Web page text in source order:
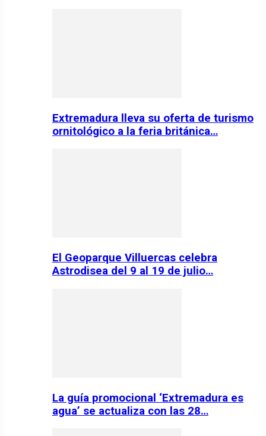
Extremadura lleva su oferta de turismo
ornitológico a la feria británica…
El Geoparque Villuercas celebra
Astrodisea del 9 al 19 de julio…
La guía promocional ‘Extremadura es
agua’ se actualiza con las 28…